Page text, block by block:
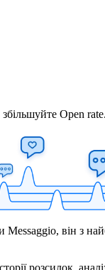
Open rate.
Messaggio, він
розсилок,